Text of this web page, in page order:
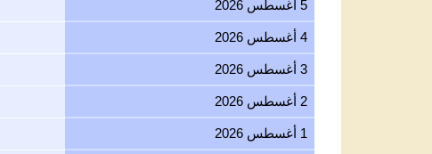
5 أغسطس 2026
4 أغسطس 2026
3 أغسطس 2026
2 أغسطس 2026
1 أغسطس 2026